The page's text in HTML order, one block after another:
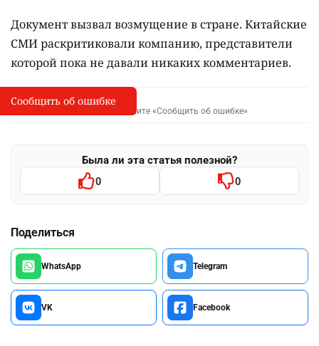
Документ вызвал возмущение в стране. Китайские
СМИ раскритиковали компанию, представители
которой пока не давали никаких комментариев.
I
Сообщить об опечатке
Выделите фрагмент и нажмите «Сообщить об ошибке»
Была ли эта статья полезной?
0 0
Поделиться
WhatsApp Telegram
VK Facebook
Сообщить об ошибке